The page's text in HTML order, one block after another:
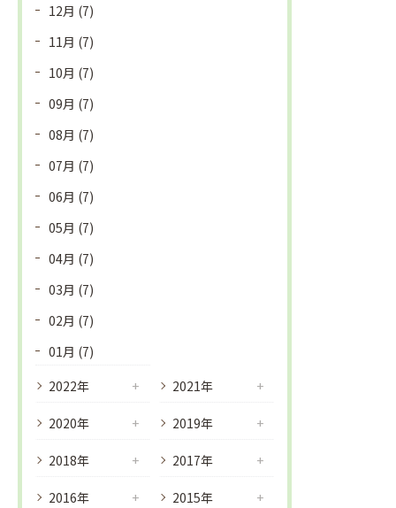
12月 (7)
11月 (7)
10月 (7)
09月 (7)
08月 (7)
07月 (7)
06月 (7)
05月 (7)
04月 (7)
03月 (7)
02月 (7)
01月 (7)
2022年 2021年
2020年 2019年
2018年 2017年
2016年 2015年